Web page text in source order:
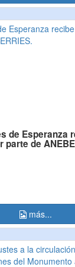
de Esperanza
parte de
más...